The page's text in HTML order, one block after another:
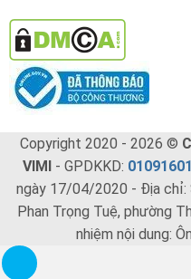
Copyright 2020 - 2026 ©
VIMI
- GPDKKD:
ngày 17/04/2020 - Địa
Phan Trọng Tuệ, phường
nhiệm nội dung: